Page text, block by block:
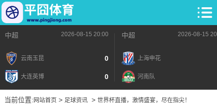
中超 2026-08-15 20:00
云南玉昆 0
大连英博 0
中超 2026-08-15
上海申花
河南队
当前位置: 网站首页> 足球资讯> 世界杯直播，激情盛宴，尽在指尖！